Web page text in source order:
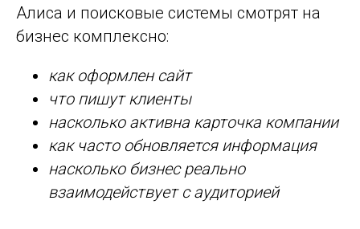
Алиса и поисковые системы смотрят на
бизнес комплексно:
как оформлен сайт
что пишут клиенты
насколько активна карточка компании
как часто обновляется информация
насколько бизнес реально
взаимодействует с аудиторией